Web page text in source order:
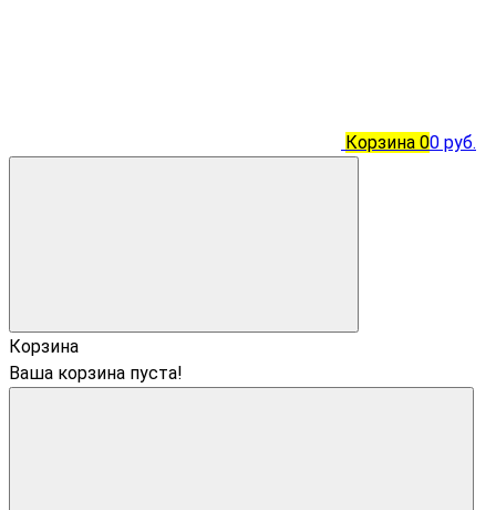
Корзина 00 руб.
Корзина
Ваша корзина пуста!